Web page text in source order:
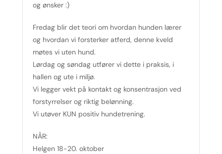
og ønsker :)
Fredag blir det teori om hvordan hunden lærer
og hvordan vi forsterker atferd, denne kveld
møtes vi uten hund.
Lørdag og søndag utfører vi dette i praksis, i
hallen og ute i miljø.
Vi legger vekt på kontakt og konsentrasjon ved
forstyrrelser og riktig belønning.
Vi utøver KUN positiv hundetrening.
NÅR:
Helgen 18-20. oktober